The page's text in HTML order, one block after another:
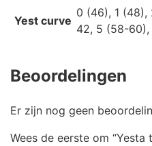
Yest curve
0 (46), 1
42, 5 (58-60),
Beoordelingen
Er zijn nog geen
Wees de eerste om